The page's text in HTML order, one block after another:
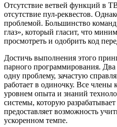
Отсутствие ветвей функций в
отсутствие пул-реквестов.
проблемой. Большинство
глаз», который гласит, что
просмотреть и одобрить код
Достичь выполнения этого
парного программирования.
одну проблему, зачастую
работает в одиночку. Все
уровнем опыта и знаний
системы, которую
предоставляет возможность
ускоренном темпе.